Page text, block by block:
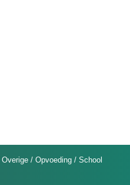
Overige/ Opvoeding/ School